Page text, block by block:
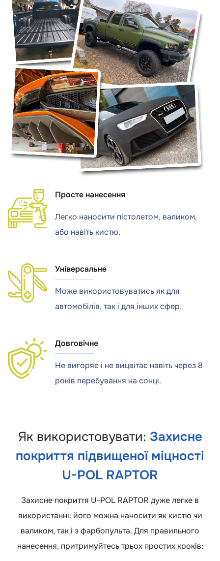
Просте нанесення
Легко наносити пістолетом, валиком,
або навіть кистю.
Універсальне
Може використовуватись як для
автомобілів, так і для інших сфер.
Довговічне
Не вигоряє і не вицвітає навіть через 8
років перебування на сонці.
Як використовувати: Захисне
покриття підвищеної міцності
U-POL RAPTOR
Захисне покриття U-POL RAPTOR дуже легке в
використанні: його можна наносити як кистю чи
валиком, так і з фарбопульта. Для правильного
нанесення, притримуйтесь трьох простих кроків: